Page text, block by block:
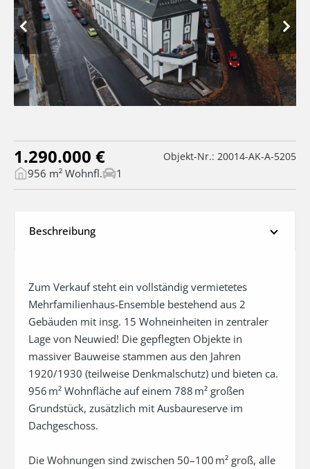
1.290.000 € Objekt-Nr.: 20014-AK-A-5205
956 m² Wohnfl. 1
Beschreibung
Zum Verkauf steht ein vollständig vermietetes
Mehrfamilienhaus-Ensemble bestehend aus 2
Gebäuden mit insg. 15 Wohneinheiten in zentraler
Lage von Neuwied! Die gepflegten Objekte in
massiver Bauweise stammen aus den Jahren
1920/1930 (teilweise Denkmalschutz) und bieten ca.
956 m² Wohnfläche auf einem 788 m² großen
Grundstück, zusätzlich mit Ausbaureserve im
Dachgeschoss.
Die Wohnungen sind zwischen 50–100 m² groß, alle